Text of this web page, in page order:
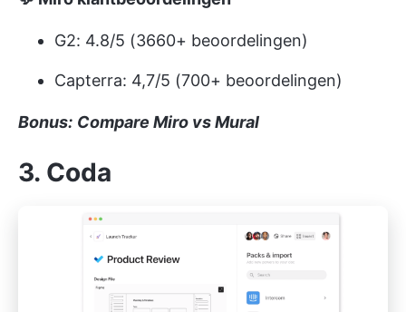
G2: 4.8/5 (3660+ beoordelingen)
Capterra: 4,7/5 (700+ beoordelingen)
Bonus: Compare Miro vs Mural
3. Coda